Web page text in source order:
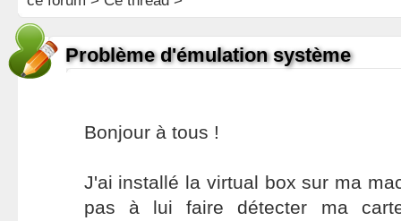
Problème d'émulation système
Bonjour à tous !
J'ai installé la virtual box sur ma
pas à lui faire détecter ma